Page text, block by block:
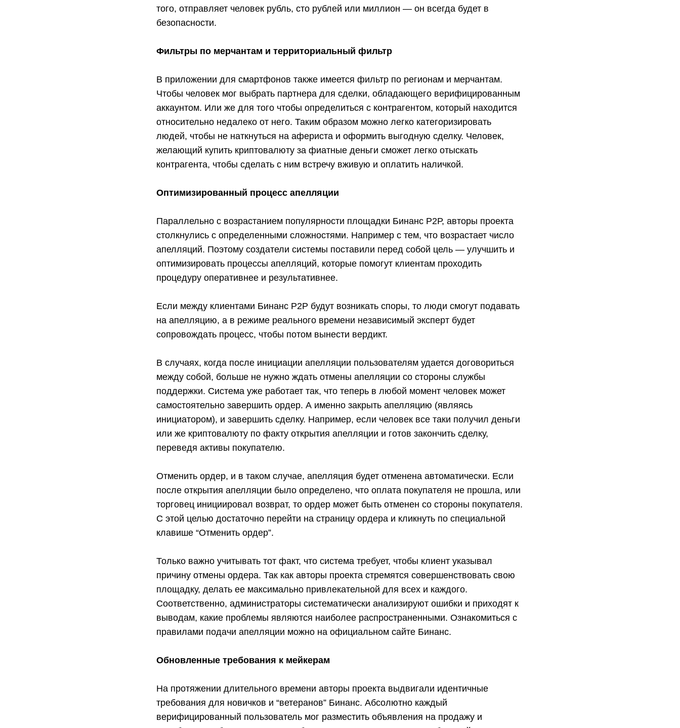
того, отправляет человек рубль, сто рублей или миллион — он всегда будет в
безопасности.
Фильтры по мерчантам и территориальный фильтр
В приложении для смартфонов также имеется фильтр по регионам и мерчантам.
Чтобы человек мог выбрать партнера для сделки, обладающего верифицированным
аккаунтом. Или же для того чтобы определиться с контрагентом, который находится
относительно недалеко от него. Таким образом можно легко категоризировать
людей, чтобы не наткнуться на афериста и оформить выгодную сделку. Человек,
желающий купить криптовалюту за фиатные деньги сможет легко отыскать
контрагента, чтобы сделать с ним встречу вживую и оплатить наличкой.
Оптимизированный процесс апелляции
Параллельно с возрастанием популярности площадки Бинанс Р2Р, авторы проекта
столкнулись с определенными сложностями. Например с тем, что возрастает число
апелляций. Поэтому создатели системы поставили перед собой цель — улучшить и
оптимизировать процессы апелляций, которые помогут клиентам проходить
процедуру оперативнее и результативнее.
Если между клиентами Бинанс Р2Р будут возникать споры, то люди смогут подавать
на апелляцию, а в режиме реального времени независимый эксперт будет
сопровождать процесс, чтобы потом вынести вердикт.
В случаях, когда после инициации апелляции пользователям удается договориться
между собой, больше не нужно ждать отмены апелляции со стороны службы
поддержки. Система уже работает так, что теперь в любой момент человек может
самостоятельно завершить ордер. А именно закрыть апелляцию (являясь
инициатором), и завершить сделку. Например, если человек все таки получил деньги
или же криптовалюту по факту открытия апелляции и готов закончить сделку,
переведя активы покупателю.
Отменить ордер, и в таком случае, апелляция будет отменена автоматически. Если
после открытия апелляции было определено, что оплата покупателя не прошла, или
торговец инициировал возврат, то ордер может быть отменен со стороны покупателя.
С этой целью достаточно перейти на страницу ордера и кликнуть по специальной
клавише “Отменить ордер”.
Только важно учитывать тот факт, что система требует, чтобы клиент указывал
причину отмены ордера. Так как авторы проекта стремятся совершенствовать свою
площадку, делать ее максимально привлекательной для всех и каждого.
Соответственно, администраторы систематически анализируют ошибки и приходят к
выводам, какие проблемы являются наиболее распространенными. Ознакомиться с
правилами подачи апелляции можно на официальном сайте Бинанс.
Обновленные требования к мейкерам
На протяжении длительного времени авторы проекта выдвигали идентичные
требования для новичков и “ветеранов” Бинанс. Абсолютно каждый
верифицированный пользователь мог разместить объявления на продажу и